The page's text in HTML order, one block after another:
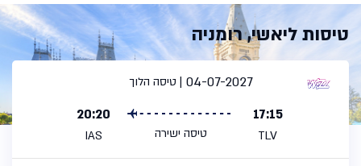
טיסות ליאשי, רומניה
טיסה הלוך
04-07-2027
17:15
TLV טיסה ישירה
20:20
IAS